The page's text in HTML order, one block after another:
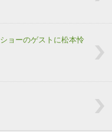
ョーのゲストに松本怜